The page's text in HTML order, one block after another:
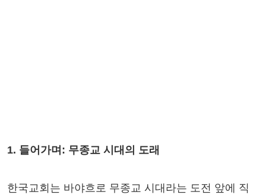
1. 들어가며: 무종교 시대의 도래
한국교회는 바야흐로 무종교 시대라는 도전 앞에 직